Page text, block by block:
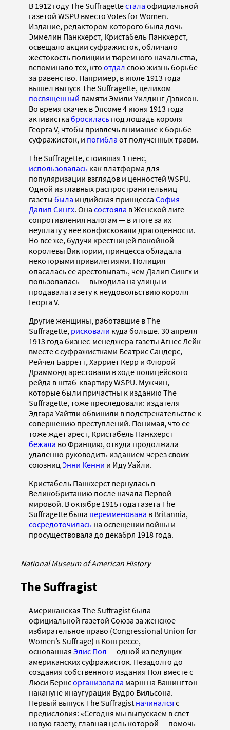
В 1912 году The Suffragetteстала официальной
газетой WSPU вместо Votes for Women.
Издание, редактором которого была дочь
Эммелин Панкхерст, Кристабель Панкхерст,
освещало акции суфражисток, обличало
жестокость полиции и тюремного начальства,
вспоминало тех, кто отдал свою жизнь борьбе
за равенство. Например, в июле 1913 года
вышел выпуск The Suffragette, целиком
посвященный памяти Эмили Уилдинг Дэвисон.
Во время скачек в Эпсоме 4 июня 1913 года
активистка бросилась под лошадь короля
Георга V, чтобы привлечь внимание к борьбе
суфражисток, и погибла от полученных травм.
The Suffragette, стоившая 1 пенс,
использовалась как платформа для
популяризации взглядов и ценностей WSPU.
Одной из главных распространительниц
газеты была индийская принцесса София
Далип Сингх. Она состояла в Женской лиге
сопротивления налогам — в итоге за их
неуплату у нее конфисковали драгоценности.
Но все же, будучи крестницей покойной
королевы Виктории, принцесса обладала
некоторыми привилегиями. Полиция
опасалась ее арестовывать, чем Далип Сингх и
пользовалась — выходила на улицы и
продавала газету к неудовольствию короля
Георга V.
Другие женщины, работавшие в The
Suffragette, рисковали куда больше. 30 апреля
1913 года бизнес-менеджера газеты Агнес Лейк
вместе с суфражистками Беатрис Сандерс,
Рейчел Барретт, Харриет Керр и Флорой
Драммонд арестовали в ходе полицейского
рейда в штаб-квартиру WSPU. Мужчин,
которые были причастны к изданию The
Suffragette, тоже преследовали: издателя
Эдгара Уайтли обвинили в подстрекательстве к
совершению преступлений. Понимая, что ее
тоже ждет арест, Кристабель Панкхерст
бежала во Францию, откуда продолжала
удаленно руководить изданием через своих
союзницЭнни Кенни и Иду Уайли.
Кристабель Панкхерст вернулась в
Великобританию после начала Первой
мировой. В октябре 1915 года газета The
Suffragette была переименована в Britannia,
сосредоточилась на освещении войны и
просуществовала до декабря 1918 года.
National Museum of American History
The Suffragist
Американская The Suffragist была
официальной газетой Союза за женское
избирательное право (Congressional Union for
Women’s Suffrage) в Конгрессе,
основанная Элис Пол — одной из ведущих
американских суфражисток. Незадолго до
создания собственного издания Пол вместе с
Люси Бернсорганизовала марш на Вашингтон
накануне инаугурации Вудро Вильсона.
Первый выпуск The Suffragist начинался с
предисловия: «Сегодня мы выпускаем в свет
новую газету, главная цель которой — помочь